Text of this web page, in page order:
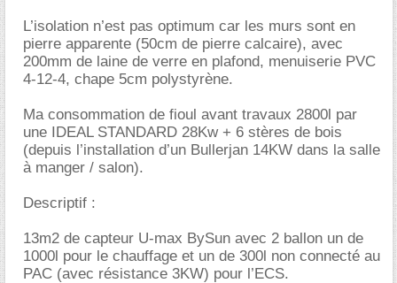
L’isolation n’est pas optimum car les murs sont en
pierre apparente (50cm de pierre calcaire), avec
200mm de laine de verre en plafond, menuiserie PVC
4-12-4, chape 5cm polystyrène.
Ma consommation de fioul avant travaux 2800l par
une IDEAL STANDARD 28Kw + 6 stères de bois
(depuis l’installation d’un Bullerjan 14KW dans la salle
à manger / salon).
Descriptif :
13m2 de capteur U-max BySun avec 2 ballon un de
1000l pour le chauffage et un de 300l non connecté au
PAC (avec résistance 3KW) pour l’ECS.